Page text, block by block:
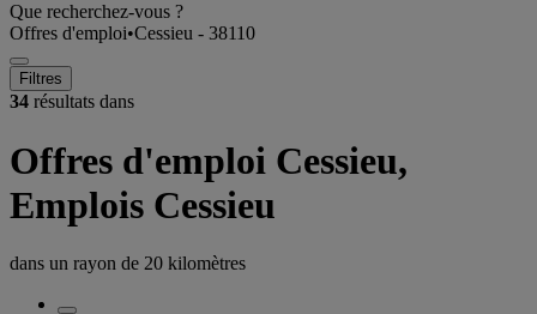
Que recherchez-vous ?
Offres d'emploi•Cessieu - 38110
Filtres
34 résultats dans
Offres d'emploi Cessieu,
Emplois Cessieu
dans un rayon de 20 kilomètres